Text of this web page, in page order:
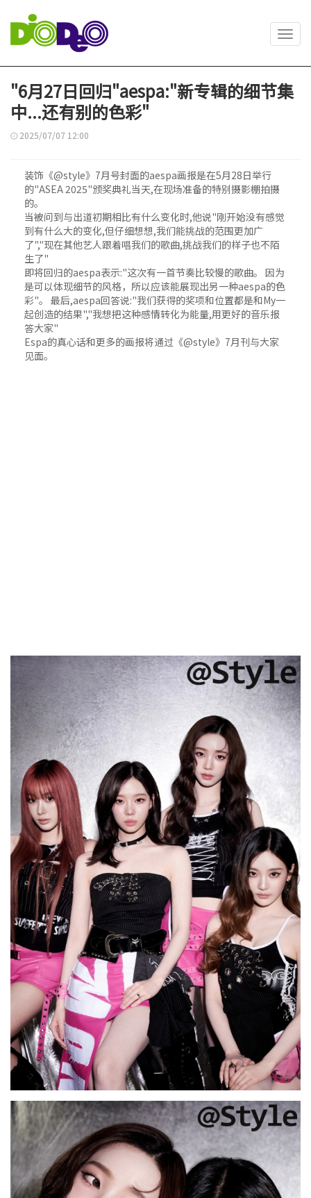
"6月27日回归"aespa:"新专辑的细节集
中...还有别的色彩"
2025/07/07 12:00
装饰《@style》7月号封面的aespa画报是在5月28日举行
的"ASEA 2025"颁奖典礼当天,在现场准备的特别摄影棚拍摄
的。
当被问到与出道初期相比有什么变化时,他说"刚开始没有感觉
到有什么大的变化,但仔细想想,我们能挑战的范围更加广
了","现在其他艺人跟着唱我们的歌曲,挑战我们的样子也不陌
生了"
即将回归的aespa表示:"这次有一首节奏比较慢的歌曲。 因为
是可以体现细节的风格，所以应该能展现出另一种aespa的色
彩"。 最后,aespa回答说:"我们获得的奖项和位置都是和My一
起创造的结果","我想把这种感情转化为能量,用更好的音乐报
答大家"
Espa的真心话和更多的画报将通过《@style》7月刊与大家
见面。